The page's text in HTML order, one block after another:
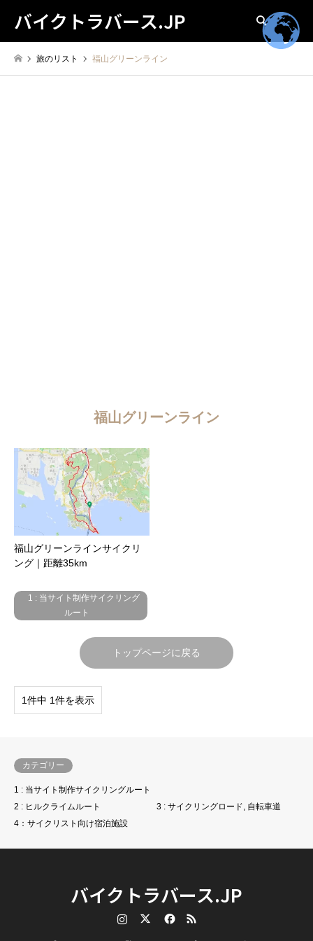
バイクトラバース.JP 検索
旅のリスト 福山グリーンライン
福山グリーンライン
福山グリーンラインサイクリ
ング｜距離35km
1 : 当サイト制作サイクリング
ルート
トップページに戻る
1件中 1件を表示
カテゴリー
1 : 当サイト制作サイクリングルート
2 : ヒルクライムルート
3 : サイクリングロード, 自転車道
4：サイクリスト向け宿泊施設
バイクトラバース.JP
RSS